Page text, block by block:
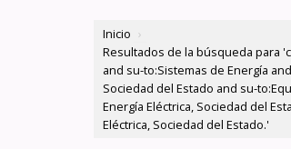
Inicio ›
Resultados de la búsqueda para
and su-to:Sistemas de Energía
Sociedad del Estado and su-
Energía Eléctrica, Sociedad del
Eléctrica, Sociedad del Estado.'